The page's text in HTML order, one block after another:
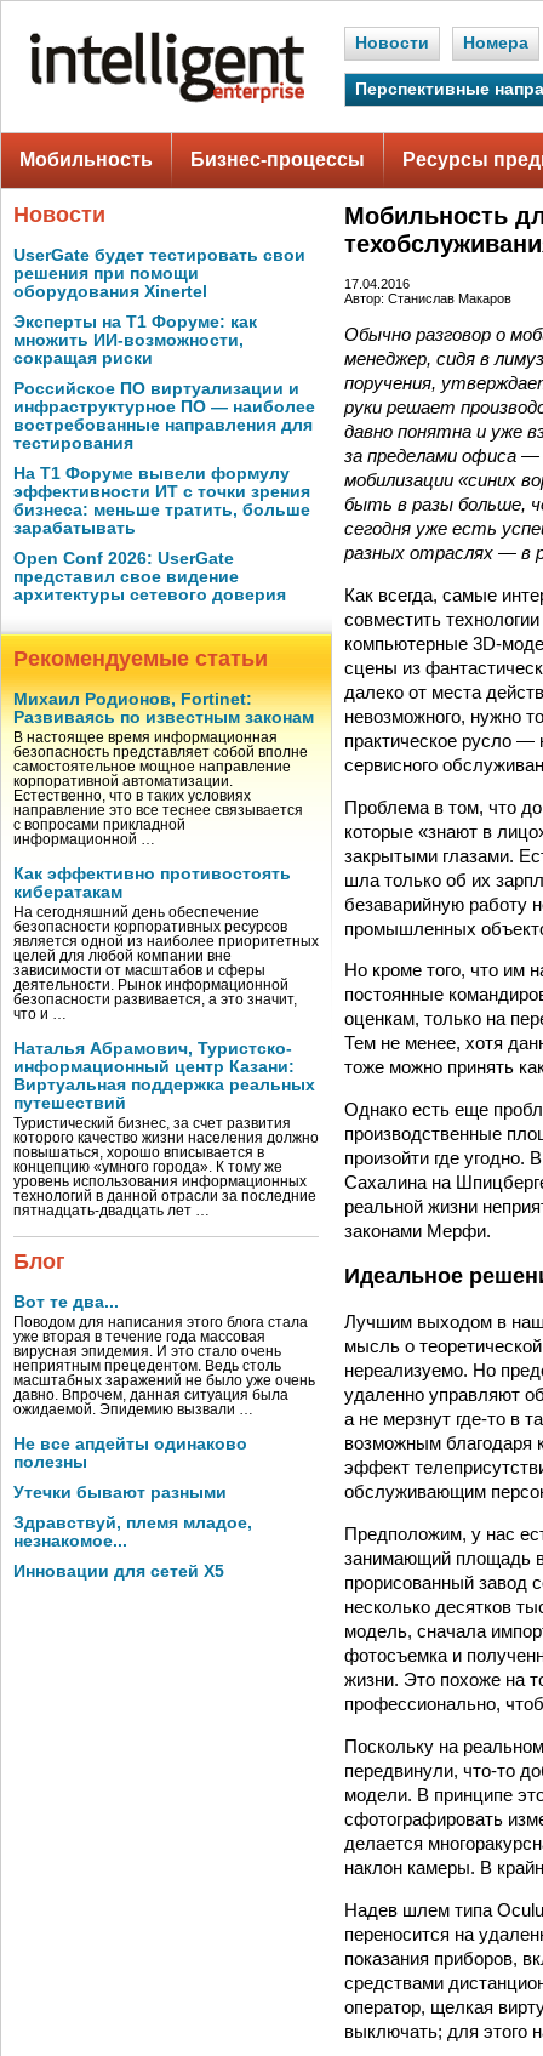
Новости Номера
Перспективные
Мобильность Бизнес-процессы Ресурсы
Новости
UserGate будет тестировать свои
решения при помощи
оборудования Xinertel
Эксперты на Т1 Форуме: как
множить ИИ-возможности,
сокращая риски
Российское ПО виртуализации и
инфраструктурное ПО — наиболее
востребованные направления для
тестирования
На Т1 Форуме вывели формулу
эффективности ИТ с точки зрения
бизнеса: меньше тратить, больше
зарабатывать
Open Conf 2026: UserGate
представил свое видение
архитектуры сетевого доверия
Рекомендуемые статьи
Михаил Родионов, Fortinet:
Развиваясь по известным законам
В настоящее время информационная
безопасность представляет собой вполне
самостоятельное мощное направление
корпоративной автоматизации.
Естественно, что в таких условиях
направление это все теснее связывается
с вопросами прикладной
информационной …
Как эффективно противостоять
кибератакам
На сегодняшний день обеспечение
безопасности корпоративных ресурсов
является одной из наиболее приоритетных
целей для любой компании вне
зависимости от масштабов и сферы
деятельности. Рынок информационной
безопасности развивается, а это значит,
что и …
Наталья Абрамович, Туристско-
информационный центр Казани:
Виртуальная поддержка реальных
путешествий
Туристический бизнес, за счет развития
которого качество жизни населения должно
повышаться, хорошо вписывается в
концепцию «умного города». К тому же
уровень использования информационных
технологий в данной отрасли за последние
пятнадцать-двадцать лет …
Блог
Вот те два...
Поводом для написания этого блога стала
уже вторая в течение года массовая
вирусная эпидемия. И это стало очень
неприятным прецедентом. Ведь столь
масштабных заражений не было уже очень
давно. Впрочем, данная ситуация была
ожидаемой. Эпидемию вызвали …
Не все апдейты одинаково
полезны
Утечки бывают разными
Здравствуй, племя младое,
незнакомое...
Инновации для сетей X5
Мобильность
17.04.2016
Автор: Станислав Макаров
Обычно разговор о
менеджер, сидя в
поручения,
руки решает
давно понятна и уже
за пределами офиса —
мобилизации «синих
быть в разы больше,
сегодня уже есть
разных отраслях — в
Как всегда, самые
совместить
компьютерные 3D-
сцены из
далеко от места
невозможного, нужно
практическое русло
сервисного
Проблема в том, что
которые «знают в
закрытыми глазами.
шла только об их
безаварийную работу
промышленных
Но кроме того, что им
постоянные
оценкам, только на
Тем не менее, хотя
тоже можно принять
Однако есть еще
производственные
произойти где угодно.
Сахалина на
реальной жизни
законами Мерфи.
Идеальное
Лучшим выходом в
мысль о
нереализуемо. Но
удаленно управляют
а не мерзнут где-то в
возможным благодаря
эффект
обслуживающим
Предположим, у нас
занимающий площадь в
прорисованный завод
несколько десятков
модель, сначала
фотосъемка и
жизни. Это похоже на
профессионально,
Поскольку на
передвинули, что-то
модели. В принципе
сфотографировать
делается
наклон камеры. В
Надев шлем типа
переносится на
показания приборов,
средствами
оператор, щелкая
выключать; для этого